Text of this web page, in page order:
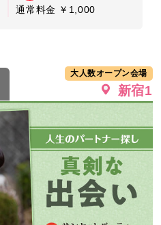
通常料金 ￥1,000
大人数オープン会場
新宿1